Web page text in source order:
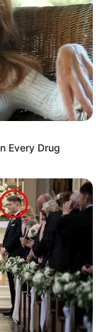
τιμήματα
γνωστά.
ΟΣΕ/
μία «τιμή
λόγω
των
του
Every Drug